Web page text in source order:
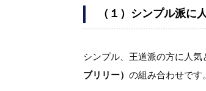
（１）シンプル派に
シンプル、王道派の方に人
ブリリー） の組み合わせです。